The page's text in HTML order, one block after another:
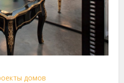
домов